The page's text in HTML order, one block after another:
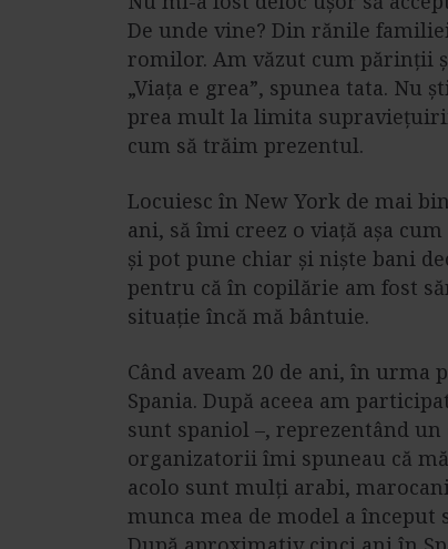
De unde vine? Din rănile
romilor. Am văzut cum părinții
„Viața e grea”, spunea tata. Nu
prea mult la limita
cum să trăim prezentul.
Locuiesc în New York de mai
ani, să îmi creez o viață așa
și pot pune chiar și niște bani
pentru că în copilărie am fost
situație încă mă bântuie.
Când aveam 20 de ani, în
Spania. După aceea am
sunt spaniol –, reprezentând
organizatorii îmi spuneau că
acolo sunt mulți arabi,
munca mea de model a început